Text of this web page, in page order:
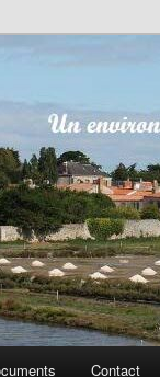
12
Contact